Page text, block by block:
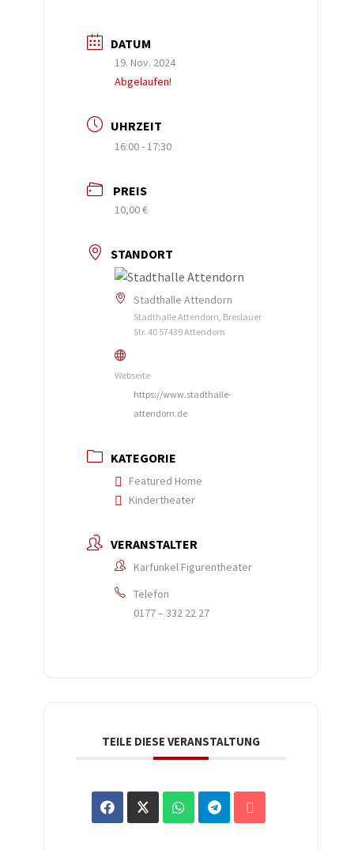
DATUM
19. Nov. 2024
Abgelaufen!
UHRZEIT
16:00 - 17:30
PREIS
10,00 €
STANDORT
Stadthalle Attendorn
Stadthalle Attendorn, Breslauer
Str. 40 57439 Attendorn
Webseite
https://www.stadthalle-
attendorn.de
KATEGORIE
Featured Home
Kindertheater
VERANSTALTER
Karfunkel Figurentheater
Telefon
0177 – 332 22 27
TEILE DIESE VERANSTALTUNG